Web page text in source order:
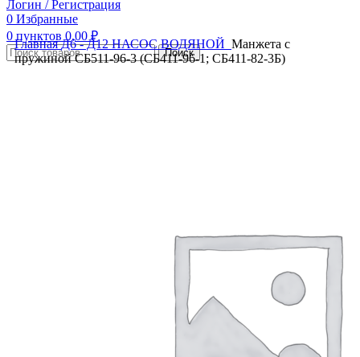
Логин / Регистрация
0 Избранные
0 пунктов 0,00 ₽
Поиск
ГлавнаяД6 - Д12НАСОС ВОДЯНОЙ Манжета с
пружиной СБ511-96-3 (СБ411-96-1; СБ411-82-3Б)